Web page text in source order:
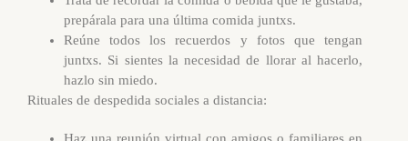
prepárala para una última comida juntxs.
Reúne todos los recuerdos y fotos que tengan
juntxs. Si sientes la necesidad de llorar al hacerlo,
hazlo sin miedo.
Rituales de despedida sociales a distancia: